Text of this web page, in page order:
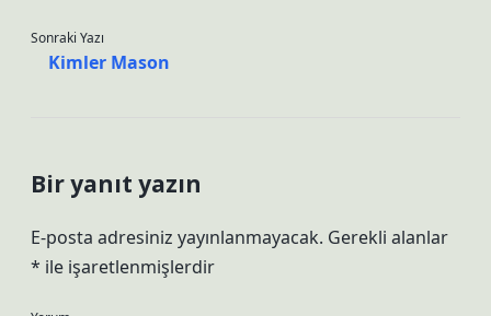
Sonraki Yazı
Kimler Mason
Bir yanıt yazın
E-posta adresiniz yayınlanmayacak. Gerekli alanlar
* ile işaretlenmişlerdir